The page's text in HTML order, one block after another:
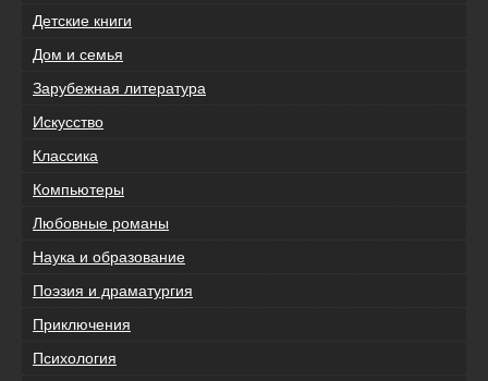
Детские книги
Дом и семья
Зарубежная литература
Искусство
Классика
Компьютеры
Любовные романы
Наука и образование
Поэзия и драматургия
Приключения
Психология